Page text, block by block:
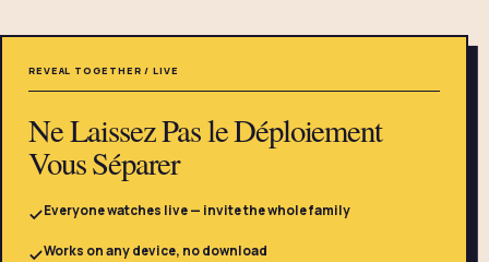
REVEAL TOGETHER / LIVE
Ne Laissez Pas le Déploiement
Vous Séparer
Everyone watches live — invite the whole family
Works on any device, no download